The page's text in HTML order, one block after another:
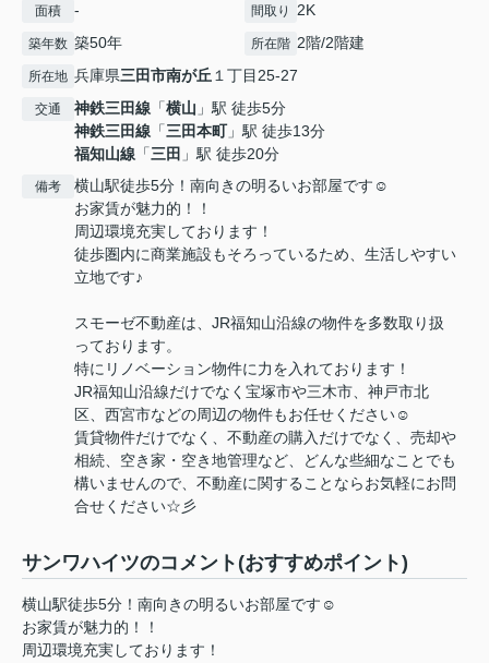
面積 - 間取り 2K
築年数 築50年 所在階 2階/2階建
所在地 兵庫県三田市南が丘１丁目25-27
交通 神鉄三田線 「横山 」駅 徒歩5分
神鉄三田線 「三田本町」駅 徒歩13分
福知山線 「三田 」駅 徒歩20分
備考
横山駅徒歩5分！南向きの明るいお部屋です☺
お家賃が魅力的！！
周辺環境充実しております！
徒歩圏内に商業施設もそろっているため、生活しやすい
立地です♪
スモーゼ不動産は、JR福知山沿線の物件を多数取り扱
っております。
特にリノベーション物件に力を入れております！
JR福知山沿線だけでなく宝塚市や三木市、神戸市北
区、西宮市などの周辺の物件もお任せください☺
賃貸物件だけでなく、不動産の購入だけでなく、売却や
相続、空き家・空き地管理など、どんな些細なことでも
構いませんので、不動産に関することならお気軽にお問
合せください☆彡
サンワハイツのコメント(おすすめポイント)
横山駅徒歩5分！南向きの明るいお部屋です☺
お家賃が魅力的！！
周辺環境充実しております！